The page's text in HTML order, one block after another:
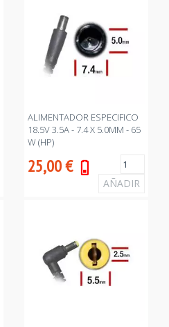
ALIMENTADOR ESPECIFICO
18.5V 3.5A - 7.4 X 5.0MM - 65
W (HP)
25,00€